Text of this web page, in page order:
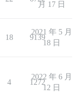
月 17 日
18 9139
2021 年 5 月
18 日
4 1272
2022 年 6 月
12 日